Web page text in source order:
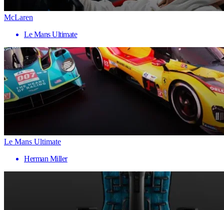
McLaren
Le Mans Ultimate
Le Mans Ultimate
Herman Miller